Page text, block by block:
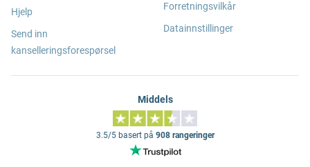
Hjelp
Send inn
kanselleringsforespørsel
Forretningsvilkår
Datainnstillinger
Middels
3.5/5 basert på 908 rangeringer